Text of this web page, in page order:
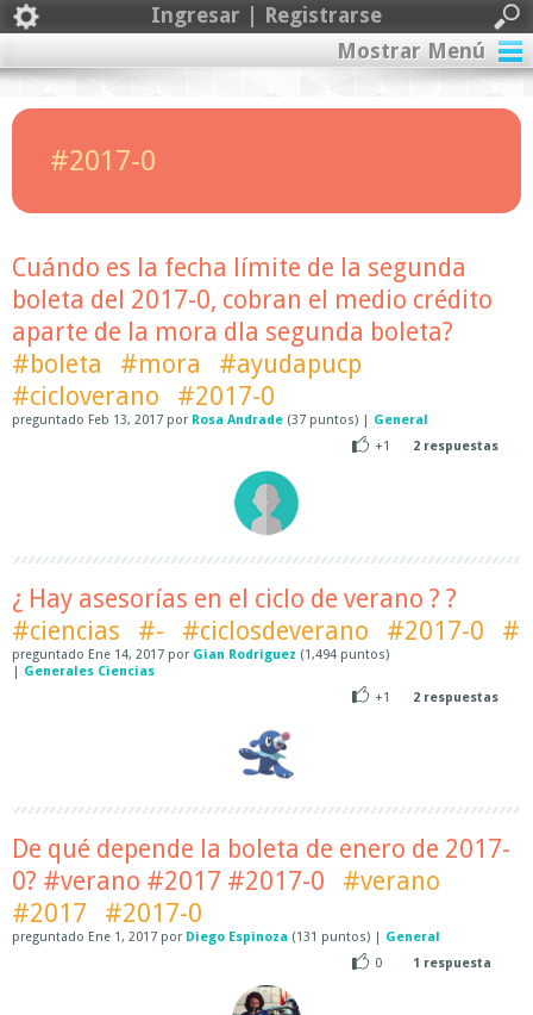
Ingresar | Registrarse
Mostrar Menú
#2017-0
Cuándo es la fecha límite de la segunda
boleta del 2017-0, cobran el medio crédito
aparte de la mora dla segunda boleta?
#boleta
#mora
#ayudapucp
#cicloverano
#2017-0
preguntado Feb 13, 2017 por Rosa Andrade (37 puntos) | General
+1
2 respuestas
¿ Hay asesorías en el ciclo de verano ? ?
#ciencias
#- #ciclosdeverano #2017-0 #
preguntado Ene 14, 2017 por Gian Rodriguez (1,494 puntos)
| Generales Ciencias
+1
2 respuestas
De qué depende la boleta de enero de 2017-
0? #verano #2017 #2017-0
#verano
#2017
#2017-0
preguntado Ene 1, 2017 por Diego Espinoza (131 puntos) | General
0
1 respuesta